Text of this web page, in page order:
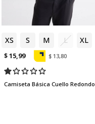
XS S M L XL
$ 15,99 $ 13,80
Camiseta Básica Cuello Redondo